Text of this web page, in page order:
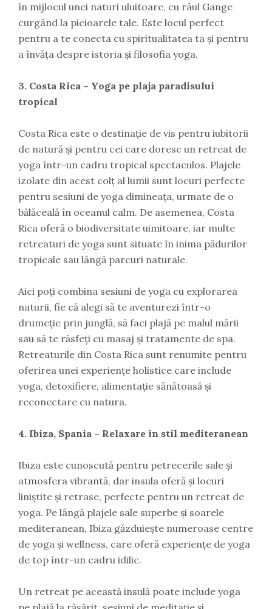
în mijlocul unei naturi uluitoare, cu râul Gange
curgând la picioarele tale. Este locul perfect
pentru a te conecta cu spiritualitatea ta și pentru
a învăța despre istoria și filosofia yoga.
3. Costa Rica – Yoga pe plaja paradisului
tropical
Costa Rica este o destinație de vis pentru iubitorii
de natură și pentru cei care doresc un retreat de
yoga într-un cadru tropical spectaculos. Plajele
izolate din acest colț al lumii sunt locuri perfecte
pentru sesiuni de yoga dimineața, urmate de o
bălăceală în oceanul calm. De asemenea, Costa
Rica oferă o biodiversitate uimitoare, iar multe
retreaturi de yoga sunt situate în inima pădurilor
tropicale sau lângă parcuri naturale.
Aici poți combina sesiuni de yoga cu explorarea
naturii, fie că alegi să te aventurezi într-o
drumeție prin junglă, să faci plajă pe malul mării
sau să te răsfeți cu masaj și tratamente de spa.
Retreaturile din Costa Rica sunt renumite pentru
oferirea unei experiențe holistice care include
yoga, detoxifiere, alimentație sănătoasă și
reconectare cu natura.
4. Ibiza, Spania – Relaxare în stil mediteranean
Ibiza este cunoscută pentru petrecerile sale și
atmosfera vibrantă, dar insula oferă și locuri
liniștite și retrase, perfecte pentru un retreat de
yoga. Pe lângă plajele sale superbe și soarele
mediteranean, Ibiza găzduiește numeroase centre
de yoga și wellness, care oferă experiențe de yoga
de top într-un cadru idilic.
Un retreat pe această insulă poate include yoga